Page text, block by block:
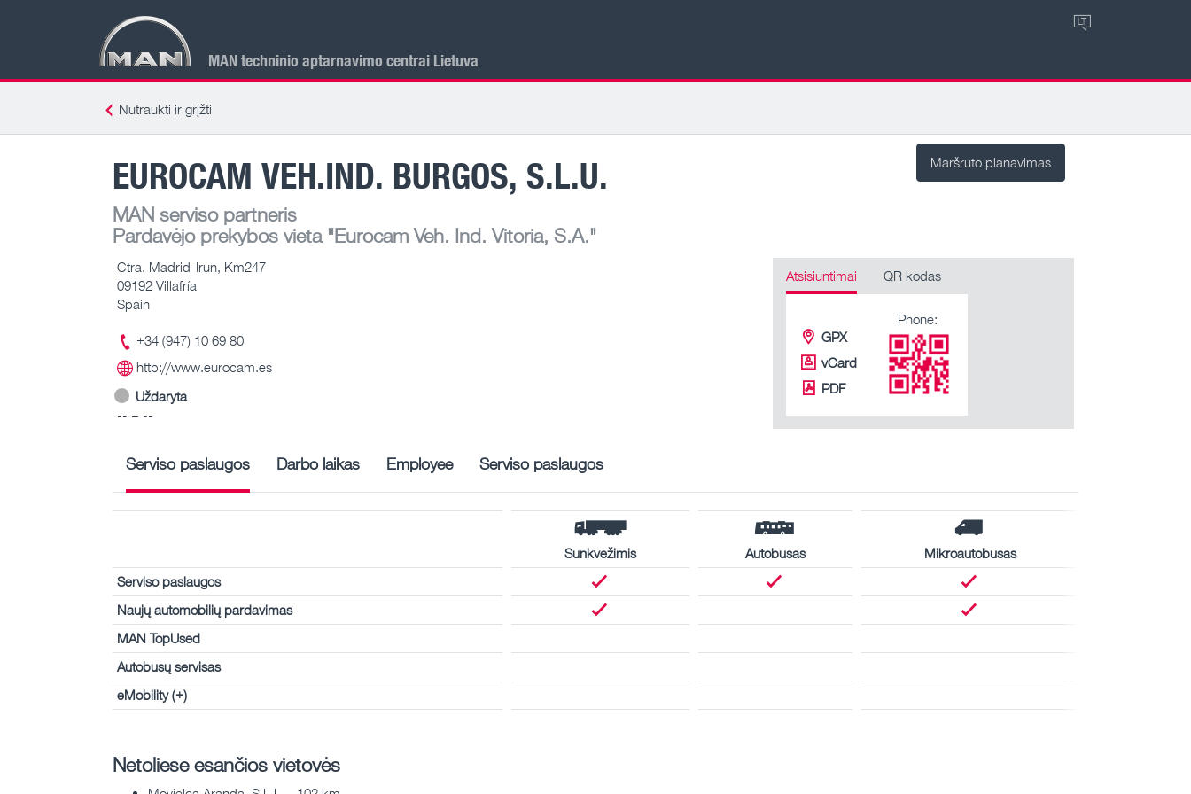
MAN techninio aptarnavimo centrai Lietuva
LT
Nutraukti ir grįžti
Maršruto planavimas
EUROCAM VEH.IND. BURGOS, S.L.U.
MAN serviso partneris
Pardavėjo prekybos vieta"Eurocam Veh. Ind. Vitoria, S.A."
Ctra. Madrid-Irun, Km247
09192 Villafría
Spain
+34 (947) 10 69 80
http://www.eurocam.es
Uždaryta
-- – --
Atsisiuntimai QR kodas
GPX
vCard
PDF
Phone:
Serviso paslaugos Darbo laikas Employee Serviso paslaugos
Sunkvežimis Autobusas
Mikroautobusas
Serviso paslaugos
Naujų automobilių pardavimas
MAN TopUsed
Autobusų servisas
eMobility (+)
Netoliese esančios vietovės